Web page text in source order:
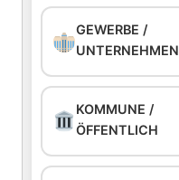
GEWERBE /
UNTERNEHMEN
KOMMUNE /
ÖFFENTLICH